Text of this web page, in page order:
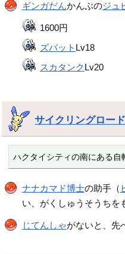
ギンガだんかんぶのジュ
1600円
ズバット Lv18
スカタンクLv20
サイクリングロード
ハクタイシティの南にある自
ナナカマド博士の助手（
い、がくしゅうそうちを
じてんしゃがないと、先